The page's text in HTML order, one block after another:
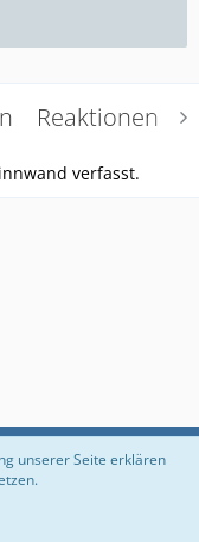
Reaktionen
verfasst.
unserer Seite erklären